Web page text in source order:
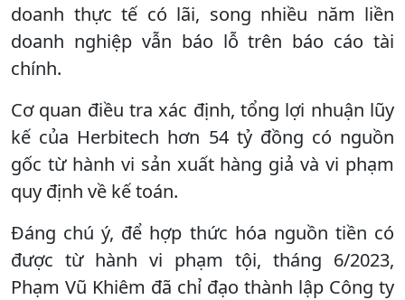
doanh thực tế có lãi, song nhiều năm liền
doanh nghiệp vẫn báo lỗ trên báo cáo tài
chính.
Cơ quan điều tra xác định, tổng lợi nhuận lũy
kế của Herbitech hơn 54 tỷ đồng có nguồn
gốc từ hành vi sản xuất hàng giả và vi phạm
quy định về kế toán.
Đáng chú ý, để hợp thức hóa nguồn tiền có
được từ hành vi phạm tội, tháng 6/2023,
Phạm Vũ Khiêm đã chỉ đạo thành lập Công ty